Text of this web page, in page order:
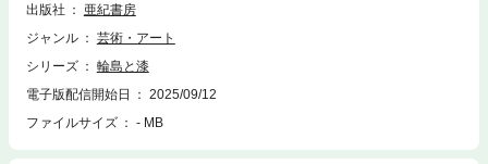
練を課してきた。それでも、確かな技術に支えられた輪島の漆は、必ずや
次の未来を連れてくるだろう。小森邦衞［人間国宝］、若宮隆志［彦十蒔
スたかもり主宰］……漆の仕事、能登の復興について、語ってもらった。
**********【目次】 ［対談］ ◉小森邦衞×桐本泰一「大地震・水害を
乗り越え 輪島の漆文化をいかに継続させるか」 ◉若宮隆志×桐本泰
一「アート、建築、日常……漆の可能性を求めて」 ◉高森寛子×桐本
出版社
亜紀書房
ジャンル
芸術・アート
シリーズ
輪島と漆
電子版配信開始日
2025/09/12
ファイルサイズ
- MB